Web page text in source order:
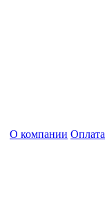
О компании Оплата